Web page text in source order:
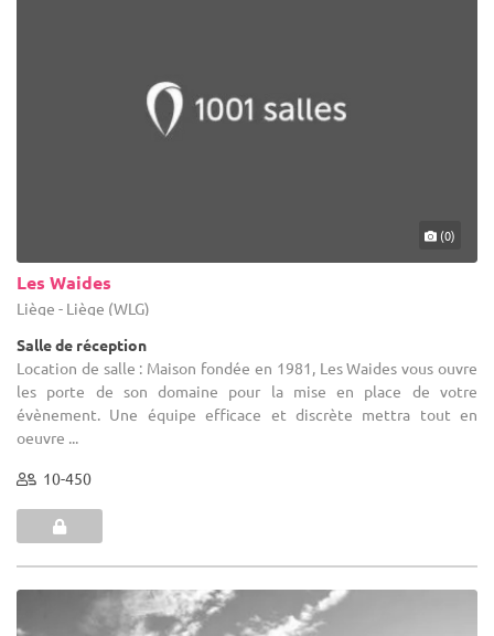
(0)
Les Waides
Liège - Liège (WLG)
Salle de réception
Location de salle : Maison fondée en 1981, Les Waides vous ouvre
les porte de son domaine pour la mise en place de votre
évènement. Une équipe efficace et discrète mettra tout en
oeuvre ...
10-450